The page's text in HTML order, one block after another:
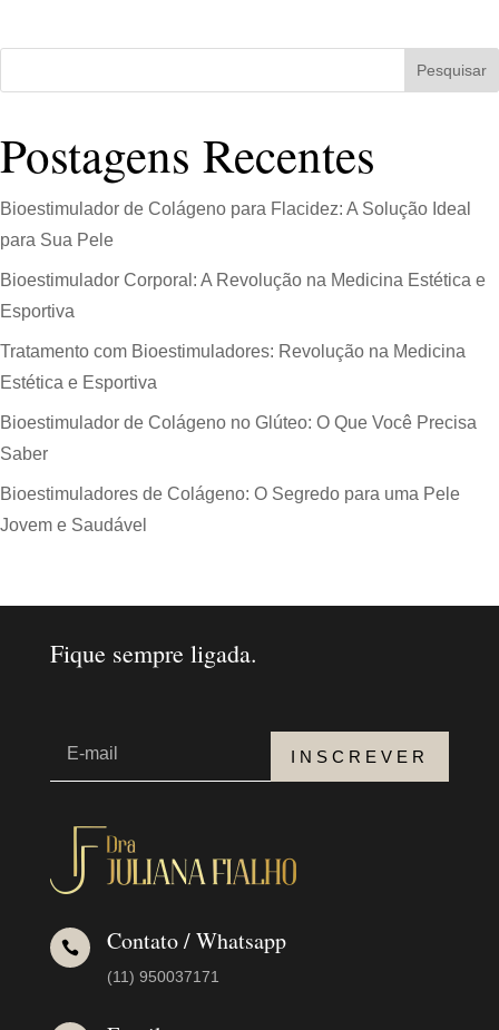
Pesquisar
Postagens Recentes
Bioestimulador de Colágeno para Flacidez: A Solução Ideal
para Sua Pele
Bioestimulador Corporal: A Revolução na Medicina Estética e
Esportiva
Tratamento com Bioestimuladores: Revolução na Medicina
Estética e Esportiva
Bioestimulador de Colágeno no Glúteo: O Que Você Precisa
Saber
Bioestimuladores de Colágeno: O Segredo para uma Pele
Jovem e Saudável
Fique sempre ligada.
INSCREVER
 Contato / Whatsapp
(11) 950037171